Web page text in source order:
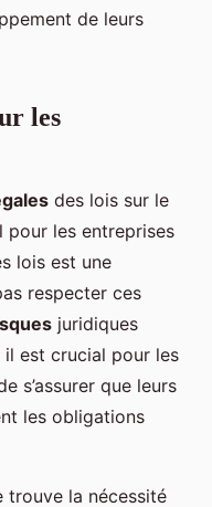
de leurs
les
des lois sur le
pour les entreprises
lois est une
respecter ces
juridiques
il est crucial pour les
s’assurer que leurs
les obligations
trouve la nécessité